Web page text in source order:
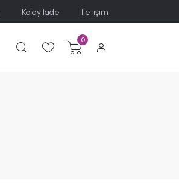
Kolay İade İletişim
0